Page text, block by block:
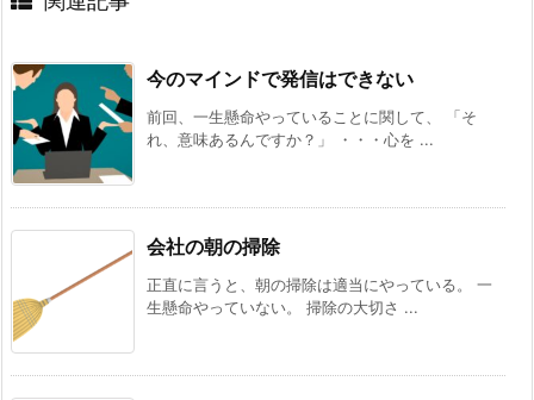
今のマインドで発信はできない
前回、一生懸命やっていることに関して、 「そ
れ、意味あるんですか？」 ・・・心を ...
会社の朝の掃除
正直に言うと、朝の掃除は適当にやっている。 一
生懸命やっていない。 掃除の大切さ ...